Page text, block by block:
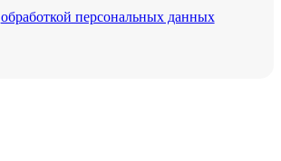
обработкой персональных данных